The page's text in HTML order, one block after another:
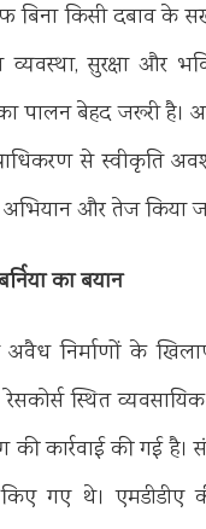
बिना किसी दबाव के
व्यवस्था, सुरक्षा और
पालन बेहद जरूरी है।
से स्वीकृति
अभियान और तेज किया
का बयान
अवैध निर्माणों के
रेसकोर्स स्थित
की कार्रवाई की गई है।
किए गए थे। एमडीडीए